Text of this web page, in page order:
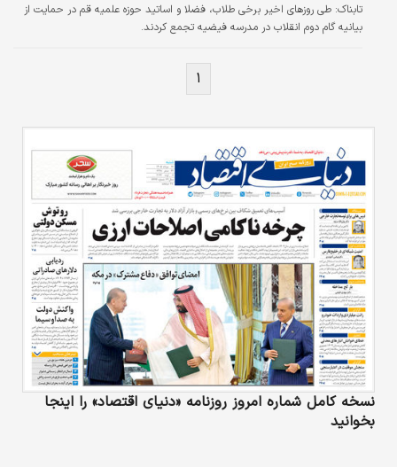
تابناک: طی روزهای اخیر برخی طلاب، فضلا و اساتید حوزه علمیه قم در حمایت از
بیانیه گام دوم انقلاب در مدرسه فیضیه تجمع کردند.
۱
نسخه کامل شماره امروز روزنامه «دنیای‌ اقتصاد» را اینجا
بخوانید